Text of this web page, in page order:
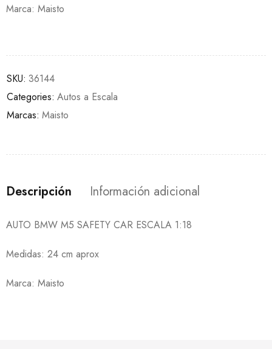
Marca: Maisto
SKU: 36144
Categories: Autos a Escala
Marcas: Maisto
Descripción Información adicional
AUTO BMW M5 SAFETY CAR ESCALA 1:18
Medidas: 24 cm aprox
Marca: Maisto